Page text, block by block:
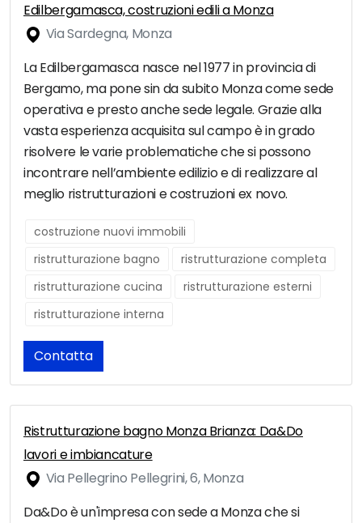
Edilbergamasca, costruzioni edili a Monza
Via Sardegna, Monza
La Edilbergamasca nasce nel 1977 in provincia di
Bergamo, ma pone sin da subito Monza come sede
operativa e presto anche sede legale. Grazie alla
vasta esperienza acquisita sul campo è in grado
risolvere le varie problematiche che si possono
incontrare nell’ambiente edilizio e di realizzare al
meglio ristrutturazioni e costruzioni ex novo.
costruzione nuovi immobili
ristrutturazione bagno
ristrutturazione completa
ristrutturazione cucina
ristrutturazione esterni
ristrutturazione interna
Contatta
Ristrutturazione bagno Monza Brianza: Da&Do
lavori e imbiancature
Via Pellegrino Pellegrini, 6, Monza
Da&Do è un'impresa con sede a Monza che si